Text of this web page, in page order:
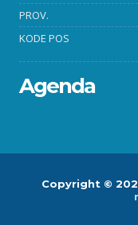
PROV.
KODE POS
Agenda
Copyright ©